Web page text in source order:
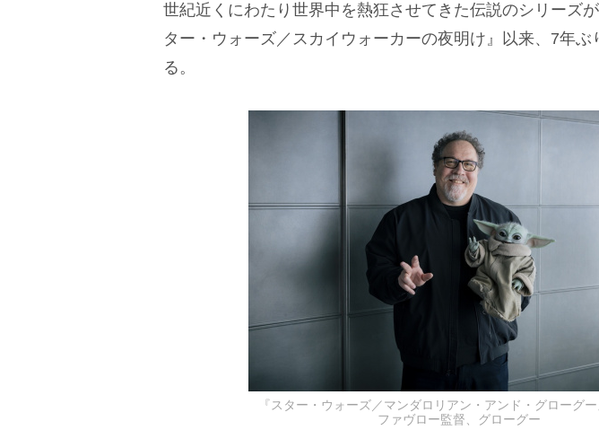
世紀近くにわたり世界中を熱狂させてきた伝説のシリーズ
ター・ウォーズ／スカイウォーカーの夜明け』以来、7年ぶ
る。
『スター・ウォーズ／マンダロリアン・アンド・グローグー
ファヴロー監督、グローグー